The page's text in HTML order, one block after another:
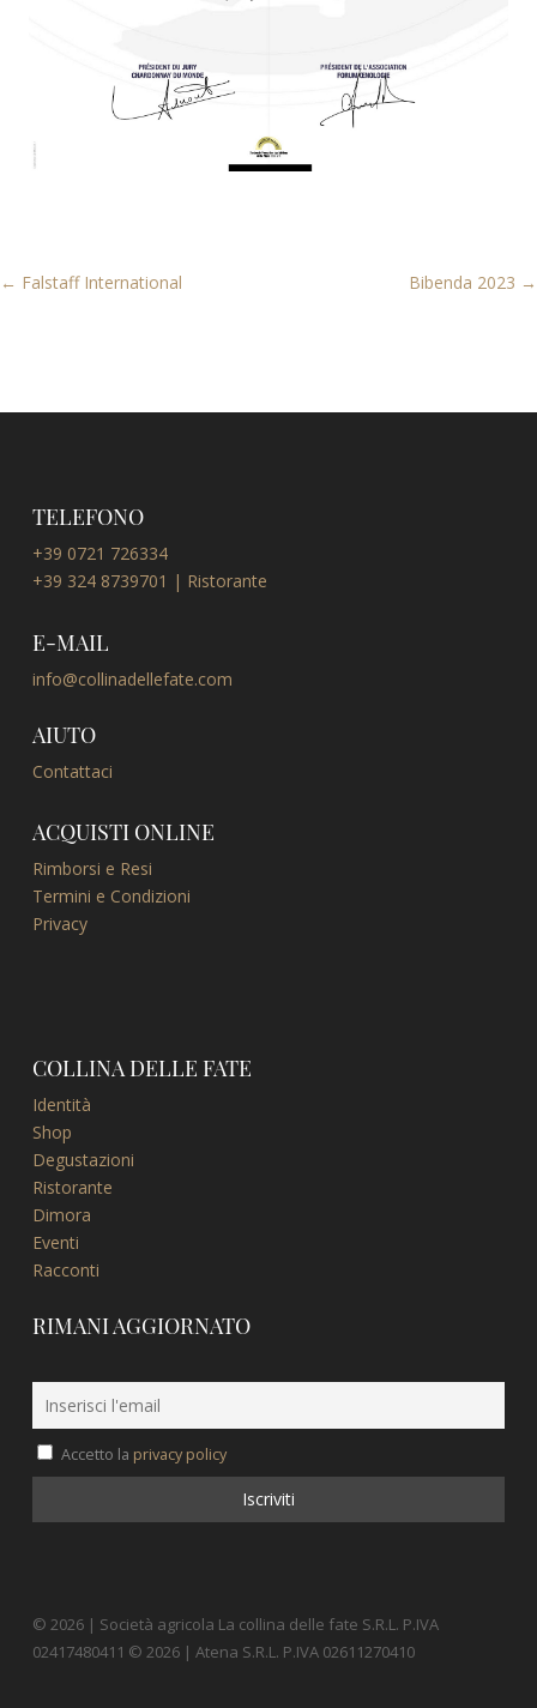
← Falstaff International Bibenda 2023 →
TELEFONO
+39 0721 726334
+39 324 8739701 | Ristorante
E-MAIL
info@collinadellefate.com
AIUTO
Contattaci
ACQUISTI ONLINE
Rimborsi e Resi
Termini e Condizioni
Privacy
COLLINA DELLE FATE
Identità
Shop
Degustazioni
Ristorante
Dimora
Eventi
Racconti
RIMANI AGGIORNATO
Accetto la privacy policy
© 2026 | Società agricola La collina delle fate S.R.L. P.IVA
02417480411 © 2026 | Atena S.R.L. P.IVA 02611270410